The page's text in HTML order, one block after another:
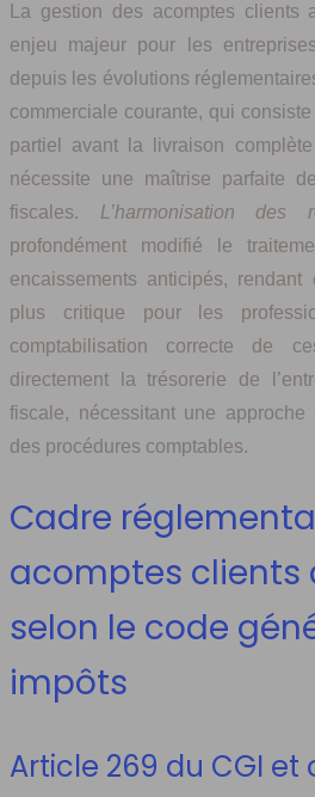
La gestion des acomptes clients
enjeu majeur pour les
depuis les évolutions
commerciale courante, qui
partiel avant la livraison
nécessite une maîtrise parfaite
fiscales. L’harmonisation des
profondément modifié le
encaissements anticipés, rendant
plus critique pour les
comptabilisation correcte de
directement la trésorerie de
fiscale, nécessitant une approche
des procédures comptables.
Cadre
acomptes clients
selon le code
impôts
Article 269 du CGI et